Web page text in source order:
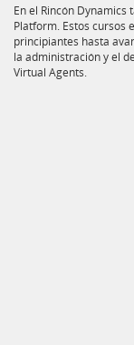
En el Rincón
Platform. Estos cursos
principiantes hasta
la administración y el
Virtual Agents.